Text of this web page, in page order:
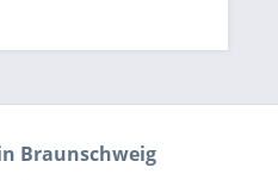
Braunschweig